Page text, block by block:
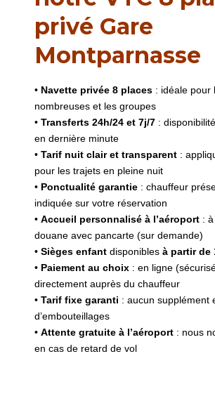
privé Gare
Montparnasse
• Navette privée 8 places : idéale pour
nombreuses et les groupes
• Transferts 24h/24 et 7j/7 :
en dernière minute
• Tarif nuit clair et transparent :
pour les trajets en pleine nuit
• Ponctualité garantie : chauffeur
indiquée sur votre réservation
• Accueil personnalisé à l’aéroport :
douane avec pancarte (sur demande)
• Sièges enfant disponibles à partir de
• Paiement au choix : en ligne
directement auprès du chauffeur
• Tarif fixe garanti : aucun supplément
d’embouteillages
• Attente gratuite à l’aéroport : nous
en cas de retard de vol